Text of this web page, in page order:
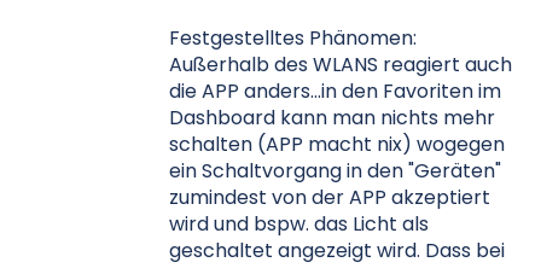
Festgestelltes Phänomen:
Außerhalb des WLANS reagiert auch
die APP anders...in den Favoriten im
Dashboard kann man nichts mehr
schalten (APP macht nix) wogegen
ein Schaltvorgang in den "Geräten"
zumindest von der APP akzeptiert
wird und bspw. das Licht als
geschaltet angezeigt wird. Dass bei